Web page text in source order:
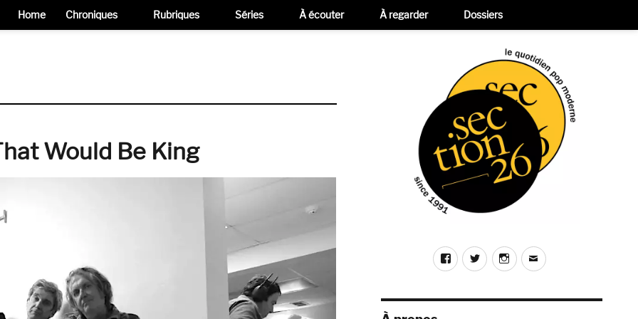
Would Be King
FacebookTwitterInstagram
E-
Home Chroniques Rubriques Séries À écouter À regarder Dossiers